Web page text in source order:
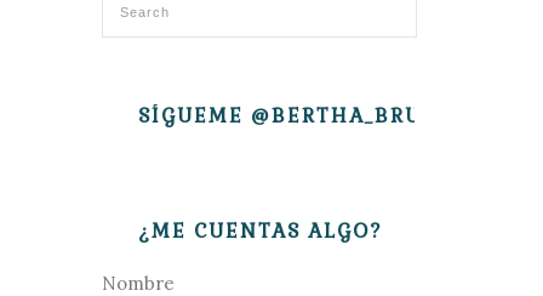
SÍGUEME @BERTHA_BRUJITA
¿ME CUENTAS ALGO?
Nombre